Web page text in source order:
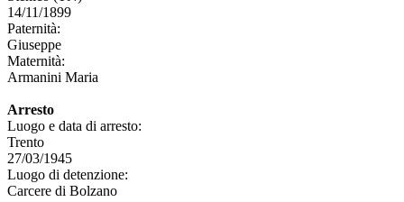
14/11/1899
Paternità:
Giuseppe
Maternità:
Armanini Maria
Arresto
Luogo e data di arresto:
Trento
27/03/1945
Luogo di detenzione:
Carcere di Bolzano